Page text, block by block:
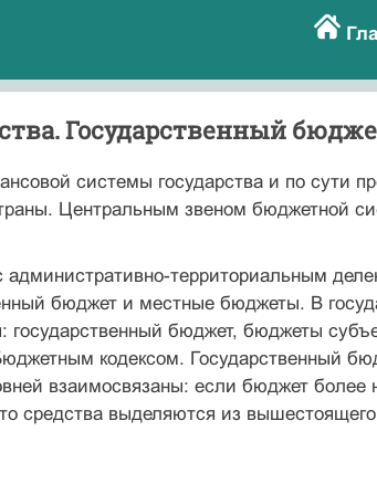
Государственный
системы государства и по сути
Центральным звеном бюд­жетной
терри­ториальным
бюджет и местные бюджеты. В
государственный бюджет, бюджеты
кодексом. Государственный
взаимосвязаны: если бюджет более
средства выделяются из